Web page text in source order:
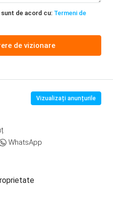
de acord cu: Termeni de
de vizionare
Vizualizați anunțurile
WhatsApp